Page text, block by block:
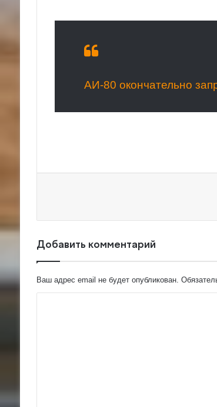
АИ-80 окончательно
Добавить комментарий
Ваш адрес email не будет опубликован.